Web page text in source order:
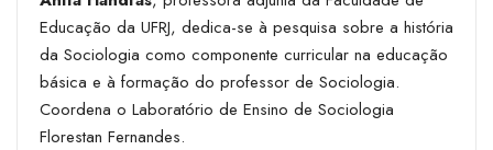
Educação da UFRJ, dedica-se à pesquisa sobre a história
da Sociologia como componente curricular na educação
básica e à formação do professor de Sociologia.
Coordena o Laboratório de Ensino de Sociologia
Florestan Fernandes.